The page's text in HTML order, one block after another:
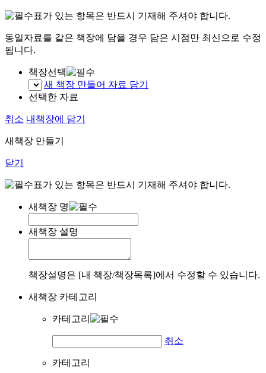
표가 있는 항목은 반드시 기재해 주셔야 합니다.
동일자료를 같은 책장에 담을 경우 담은 시점만 최신으로 수정
됩니다.
책장선택
새 책장 만들어 자료 담기
선택한 자료
취소 내책장에 담기
새책장 만들기
닫기
표가 있는 항목은 반드시 기재해 주셔야 합니다.
새책장 명
새책장 설명
책장설명은 [내 책장/책장목록]에서 수정할 수 있습니다.
새책장 카테고리
카테고리
취소
카테고리